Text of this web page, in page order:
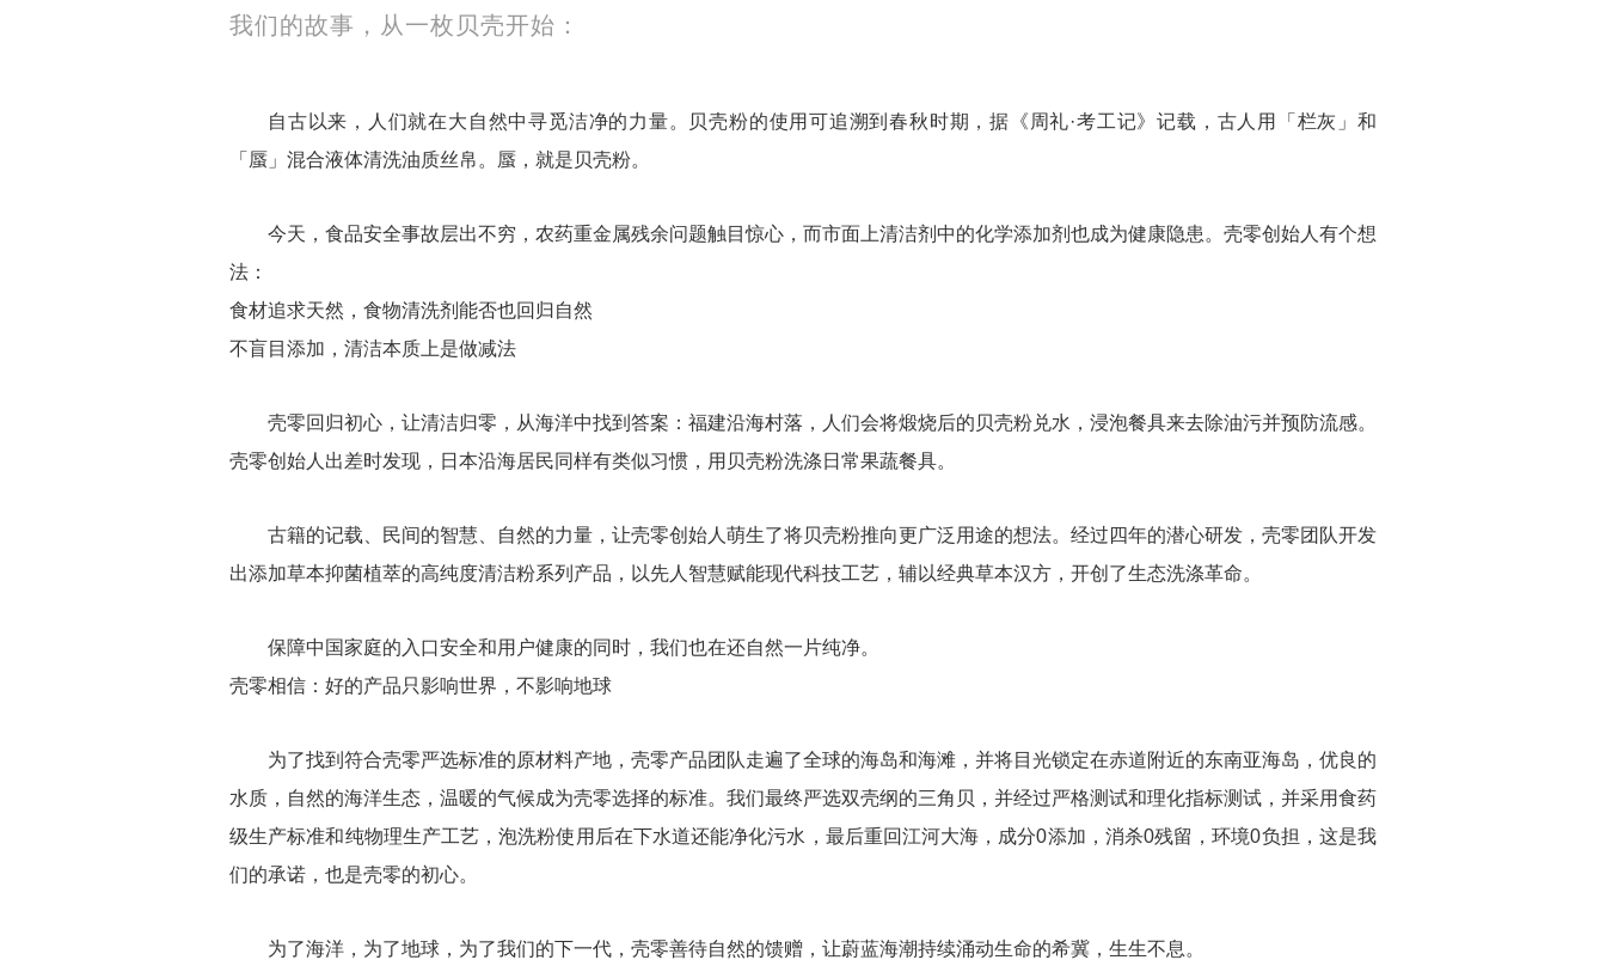
我们的故事，从一枚贝壳开始：
自古以来，人们就在大自然中寻觅洁净的力量。贝壳粉的使用可追溯到春秋时期，据《周礼·考工记》记载，古人用「栏灰」和
「蜃」混合液体清洗油质丝帛。蜃，就是贝壳粉。
今天，食品安全事故层出不穷，农药重金属残余问题触目惊心，而市面上清洁剂中的化学添加剂也成为健康隐患。壳零创始人有个想
法：
食材追求天然，食物清洗剂能否也回归自然
不盲目添加，清洁本质上是做减法
壳零回归初心，让清洁归零，从海洋中找到答案：福建沿海村落，人们会将煅烧后的贝壳粉兑水，浸泡餐具来去除油污并预防流感。
壳零创始人出差时发现，日本沿海居民同样有类似习惯，用贝壳粉洗涤日常果蔬餐具。
古籍的记载、民间的智慧、自然的力量，让壳零创始人萌生了将贝壳粉推向更广泛用途的想法。经过四年的潜心研发，壳零团队开发
出添加草本抑菌植萃的高纯度清洁粉系列产品，以先人智慧赋能现代科技工艺，辅以经典草本汉方，开创了生态洗涤革命。
保障中国家庭的入口安全和用户健康的同时，我们也在还自然一片纯净。
壳零相信：好的产品只影响世界，不影响地球
为了找到符合壳零严选标准的原材料产地，壳零产品团队走遍了全球的海岛和海滩，并将目光锁定在赤道附近的东南亚海岛，优良的
水质，自然的海洋生态，温暖的气候成为壳零选择的标准。我们最终严选双壳纲的三角贝，并经过严格测试和理化指标测试，并采用食药
级生产标准和纯物理生产工艺，泡洗粉使用后在下水道还能净化污水，最后重回江河大海，成分0添加，消杀0残留，环境0负担，这是我
们的承诺，也是壳零的初心。
为了海洋，为了地球，为了我们的下一代，壳零善待自然的馈赠，让蔚蓝海潮持续涌动生命的希冀，生生不息。